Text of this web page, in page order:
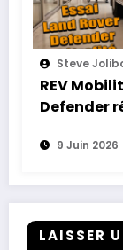
Steve
REV
Defender
9 Juin 2026
LAISSER